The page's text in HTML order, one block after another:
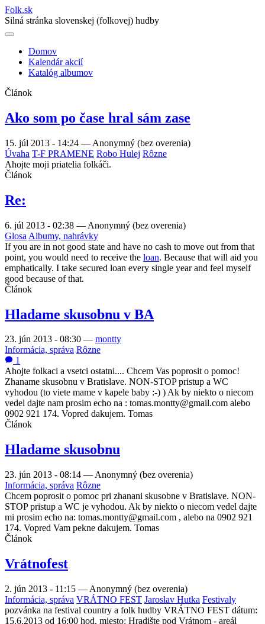
Folk.sk
Silná stránka slovenskej (folkovej) hudby
Main
navigation
Domov
Kalendár akcií
Katalóg albumov
Článok
Ako som po čase hral sám zase
15. júl 2013 - 14:24 — Anonymný (bez overenia)
Úvaha T-F PRAMENE Robo Hulej Rôzne
Ahojte moji priatelia folkáči.
Článok
Re:
6. júl 2013 - 02:38 — Anonymný (bez overenia)
Glosa Albumy, nahrávky
If you are in not good state and have no cash to move out from that
point, you would need to receive the loan. Because that will aid you
emphatically. I take secured loan every single year and feel myself
good because of that.
Článok
Hladame skusobnu v BA
23. jún 2013 - 08:30 — montty
Informácia, správa Rôzne
1
Ahojte folkaci a vsetci ostatni.... Chcem Vas poprosit o pomoc!
Zhaname skusobnu v Bratislave. NON-STOP pristup a WC
vyhodou (to viete mame v kapele baby :-) ) Ak by niekto o niecom
vedel dajte nam prosim echo na : tomas.montty@gmail.com alebo
0902 921 174. Vopred dakujem. Tomas
Článok
Hladame skusobnu
23. jún 2013 - 08:14 — Anonymný (bez overenia)
Informácia, správa Rôzne
Chcem poprosit o pomoc pri zhanani skusobne v Bratislave. NON-
STOP pristup a WC je vyhodou. Ak by niekto o niecom vedel dajte
mi prosim echo na: tomas.montty@gmail.com , alebo na 0902 921
174. Vopred Vam pekne dakujem. Tomas
Článok
Vrátnofest
2. jún 2013 - 11:15 — Anonymný (bez overenia)
Informácia, správa VRÁTNO FEST Jaroslav Hutka Festivaly
pozvánka na festival country a folk hudby VRÁTNO FEST dátum:
15.6.2013 od 16:00 hod. miesto: Hradište pod Vrátnom - areál